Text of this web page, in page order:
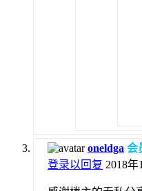
oneldga 会
登录以回复 2018年